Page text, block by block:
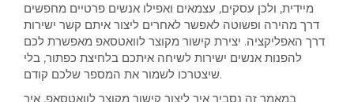
מיידית, ולכן עסקים, עצמאים ואפילו אנשים פרטיים מחפשים
דרך מהירה ופשוטה לאפשר לאחרים ליצור איתם קשר ישירות
דרך האפליקציה. יצירת קישור מקוצר לוואטסאפ מאפשרת לכם
להפנות אנשים ישירות לשיחה איתכם בלחיצת כפתור, בלי
שיצטרכו לשמור את המספר שלכם קודם.
במאמר זה נסביר איך ליצור קישור מקוצר לוואטסאפ, איך